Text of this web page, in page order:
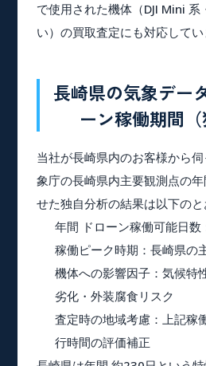
で使用された機体（DJI Mini
い）の買取査定にも対応してい
長崎県の気象デー
ーン稼働期間（
当社が長崎県内のお客様から
象庁の長崎県内主要観測点の
せた独自分析の結果は以下のと
年間 ドローン稼働可能日数
稼働ピーク時期 ：長崎県の
機体への影響因子：気候特
劣化・外装腐食リスク
査定時の地域考慮 ：上記稼
行時間の評価補正